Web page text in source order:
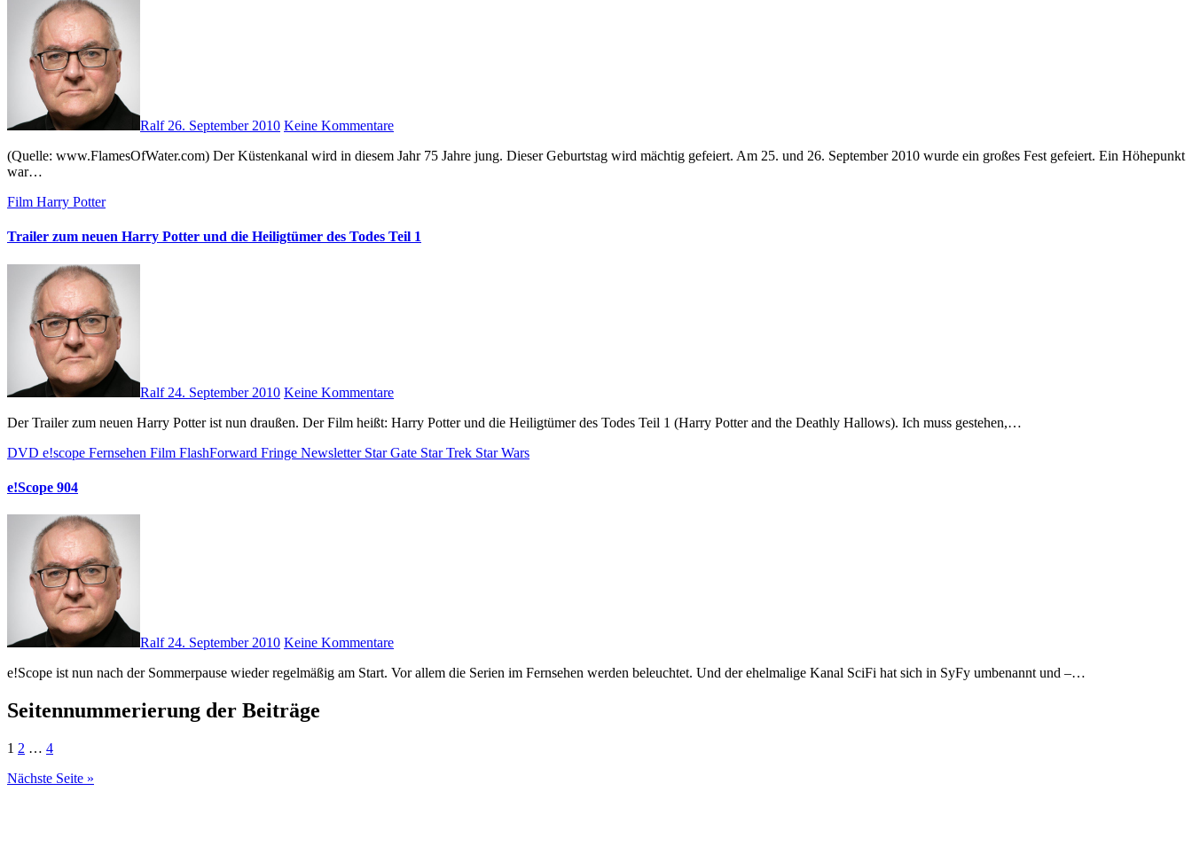
Ralf 26. September 2010 Keine Kommentare
(Quelle: www.FlamesOfWater.com) Der Küstenkanal wird in diesem Jahr 75 Jahre jung. Dieser Geburtstag wird mächtig gefeiert. Am 25. und 26. September 2010 wurde ein großes Fest gefeiert. Ein Höhepunkt
war…
Film Harry Potter
Trailer zum neuen Harry Potter und die Heiligtümer des Todes Teil 1
Ralf 24. September 2010 Keine Kommentare
Der Trailer zum neuen Harry Potter ist nun draußen. Der Film heißt: Harry Potter und die Heiligtümer des Todes Teil 1 (Harry Potter and the Deathly Hallows). Ich muss gestehen,…
DVD e!scope Fernsehen Film FlashForward Fringe Newsletter Star Gate Star Trek Star Wars
e!Scope 904
Ralf 24. September 2010 Keine Kommentare
e!Scope ist nun nach der Sommerpause wieder regelmäßig am Start. Vor allem die Serien im Fernsehen werden beleuchtet. Und der ehelmalige Kanal SciFi hat sich in SyFy umbenannt und –…
Seitennummerierung der Beiträge
1 2 … 4
Nächste Seite »